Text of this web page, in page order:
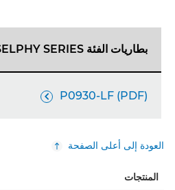
بطاريات الفئة SELPHY SERIES
P0930-LF (PDF)

العودة إلى أعلى الصفحة
المنتجات